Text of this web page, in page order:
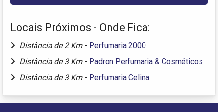
Locais Próximos - Onde Fica:
Distância de 2 Km - Perfumaria 2000
Distância de 3 Km - Padron Perfumaria & Cosméticos
Distância de 3 Km - Perfumaria Celina